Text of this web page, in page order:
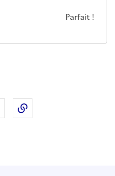
Parfait !
sur Linkedin
Partager sur Instagram